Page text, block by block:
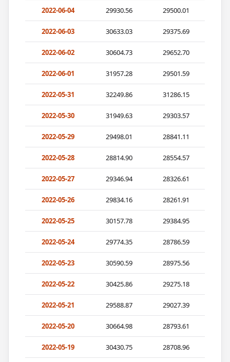
2022-06-04 29930.56 29500.01
2022-06-03 30633.03 29375.69
2022-06-02 30604.73 29652.70
2022-06-01 31957.28 29501.59
2022-05-31 32249.86 31286.15
2022-05-30 31949.63 29303.57
2022-05-29 29498.01 28841.11
2022-05-28 28814.90 28554.57
2022-05-27 29346.94 28326.61
2022-05-26 29834.16 28261.91
2022-05-25 30157.78 29384.95
2022-05-24 29774.35 28786.59
2022-05-23 30590.59 28975.56
2022-05-22 30425.86 29275.18
2022-05-21 29588.87 29027.39
2022-05-20 30664.98 28793.61
2022-05-19 30430.75 28708.96